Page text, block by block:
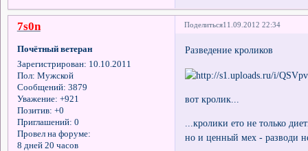
Поделиться11.09.2012 22:34
7s0n
Почётный ветеран
Зарегистрирован: 10.10.2011
Пол: Мужской
Сообщений: 3879
Уважение: +921
Позитив: +0
Приглашений: 0
Провел на форуме:
8 дней 20 часов
Разведение кроликов
вот кролик...
...кролики ето не только
но и ценный мех - разводи